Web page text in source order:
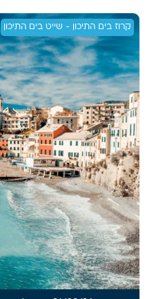
קרוז בים התיכון - שייט בים התיכון